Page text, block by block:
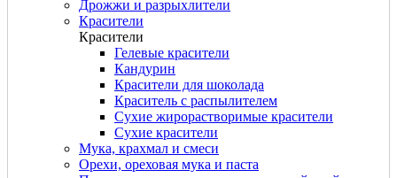
Дрожжи и разрыхлители
Красители
Красители
Гелевые красители
Кандурин
Красители для шоколада
Краситель с распылителем
Сухие жирорастворимые красители
Сухие красители
Мука, крахмал и смеси
Орехи, ореховая мука и паста